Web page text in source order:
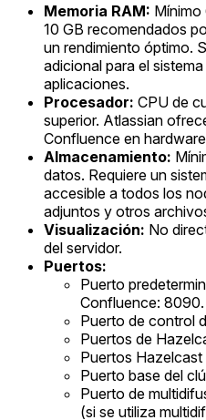
Memoria RAM:
10 GB recomendados
un rendimiento óptimo.
adicional para el
aplicaciones.
Procesador: CPU de
superior. Atlassian
Confluence en
Almacenamiento:
datos. Requiere un
accesible a todos los
adjuntos y otros
Visualización: No
del servidor.
Puertos:
Puerto
Confluence: 8090.
Puerto de control
Puertos de
Puertos
Puerto base del
Puerto de
(si se utiliza